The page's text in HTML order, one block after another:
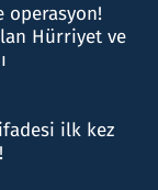
operasyon!
Hürriyet ve
ilk kez